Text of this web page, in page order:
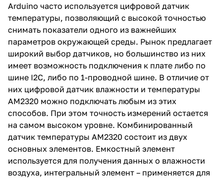
Arduino часто используется цифровой датчик
температуры, позволяющий с высокой точностью
снимать показатели одного из важнейших
параметров окружающей среды. Рынок предлагает
широкий выбор датчиков, но большинство из них
имеет возможность подключения к плате либо по
шине I2C, либо по 1-проводной шине. В отличие от
них цифровой датчик влажности и температуры
АМ2320 можно подключать любым из этих
способов. При этом точность измерений остается
на самом высоком уровне. Комбинированный
датчик температуры АМ2320 состоит из двух
основных элементов. Емкостный элемент
используется для получения данных о влажности
воздуха, интегральный элемент – применяется для